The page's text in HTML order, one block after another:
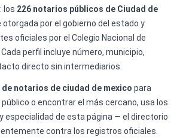
los 226 notarios públicos de Ciudad de
por el gobierno del estado y
oficiales por el Colegio Nacional de
perfil incluye número, municipio,
directo sin intermediarios.
notarios de ciudad de mexico para
o encontrar el más cercano, usa los
especialidad de esta página — el directorio
contra los registros oficiales.